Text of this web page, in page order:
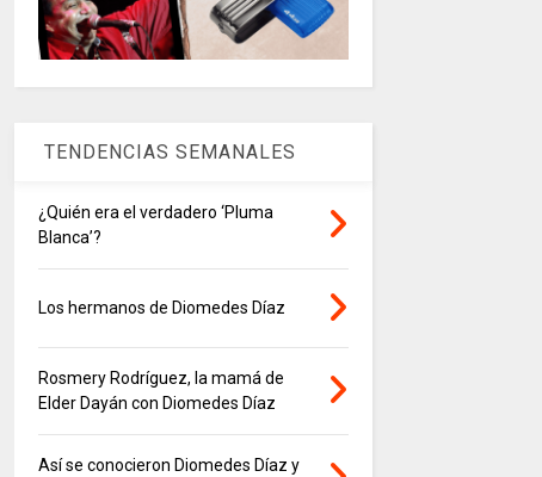
TENDENCIAS SEMANALES
¿Quién era el verdadero ‘Pluma
Blanca’?
Los hermanos de Diomedes Díaz
Rosmery Rodríguez, la mamá de
Elder Dayán con Diomedes Díaz
Así se conocieron Diomedes Díaz y